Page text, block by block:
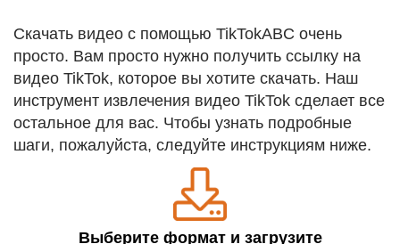
Скачать видео с помощью TikTokABC очень
просто. Вам просто нужно получить ссылку на
видео TikTok, которое вы хотите скачать. Наш
инструмент извлечения видео TikTok сделает все
остальное для вас. Чтобы узнать подробные
шаги, пожалуйста, следуйте инструкциям ниже.
Выберите формат и загрузите